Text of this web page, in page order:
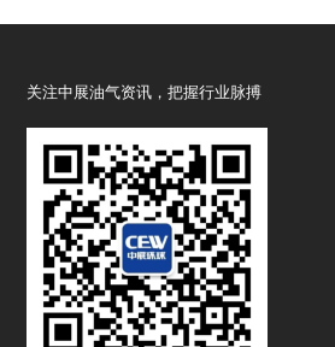
关注中展油气资讯，把握行业脉搏